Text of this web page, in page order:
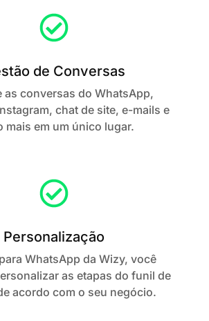
de Conversas
as conversas do WhatsApp,
chat de site, e-mails e
mais em um único lugar.
Personalização
WhatsApp da Wizy, você
as etapas do funil de
acordo com o seu negócio.